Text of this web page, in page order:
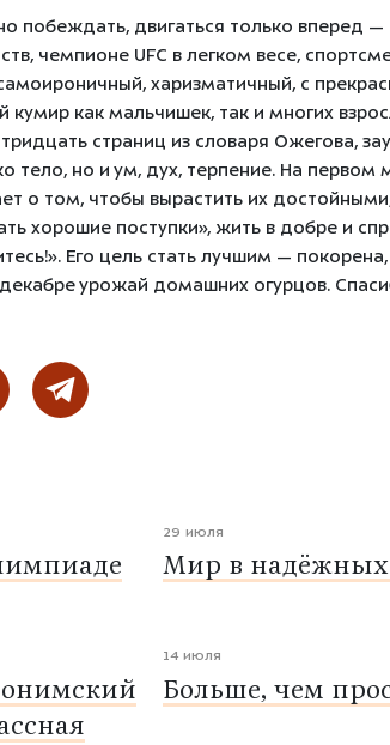
побеждать, двигаться только вперед
чемпионе UFC в легком весе,
харизматичный, с
как мальчишек, так и многих
страниц из словаря Ожегова,
тело, но и ум, дух, терпение. На первом
о том, чтобы вырастить их
хорошие поступки», жить в добре и
Его цель стать лучшим —
урожай домашних огурцов.
29 июля
Мир в надёжных
14 июля
Больше, чем